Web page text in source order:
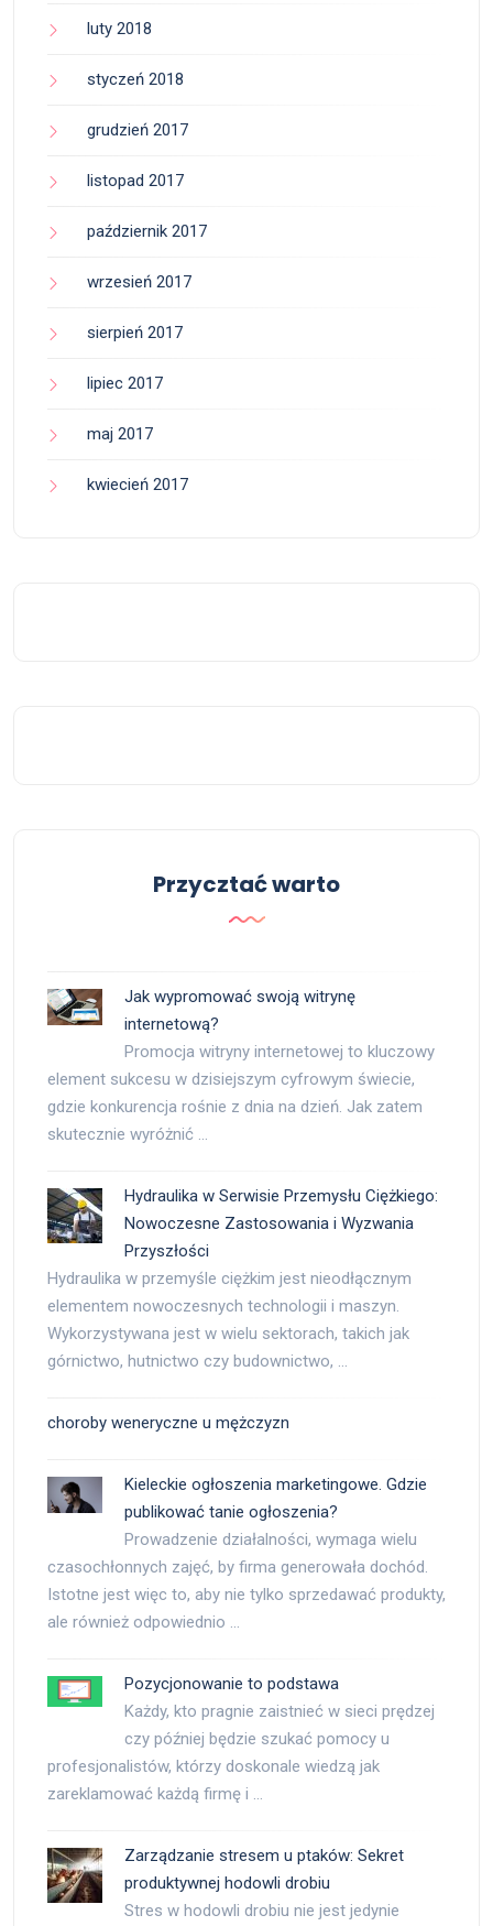
luty 2018
styczeń 2018
grudzień 2017
listopad 2017
październik 2017
wrzesień 2017
sierpień 2017
lipiec 2017
maj 2017
kwiecień 2017
Przycztać warto
Jak wypromować swoją witrynę
internetową?
Promocja witryny internetowej to kluczowy
element sukcesu w dzisiejszym cyfrowym świecie,
gdzie konkurencja rośnie z dnia na dzień. Jak zatem
skutecznie wyróżnić …
Hydraulika w Serwisie Przemysłu Ciężkiego:
Nowoczesne Zastosowania i Wyzwania
Przyszłości
Hydraulika w przemyśle ciężkim jest nieodłącznym
elementem nowoczesnych technologii i maszyn.
Wykorzystywana jest w wielu sektorach, takich jak
górnictwo, hutnictwo czy budownictwo, …
choroby weneryczne u mężczyzn
Kieleckie ogłoszenia marketingowe. Gdzie
publikować tanie ogłoszenia?
Prowadzenie działalności, wymaga wielu
czasochłonnych zajęć, by firma generowała dochód.
Istotne jest więc to, aby nie tylko sprzedawać produkty,
ale również odpowiednio …
Pozycjonowanie to podstawa
Każdy, kto pragnie zaistnieć w sieci prędzej
czy później będzie szukać pomocy u
profesjonalistów, którzy doskonale wiedzą jak
zareklamować każdą firmę i …
Zarządzanie stresem u ptaków: Sekret
produktywnej hodowli drobiu
Stres w hodowli drobiu nie jest jedynie